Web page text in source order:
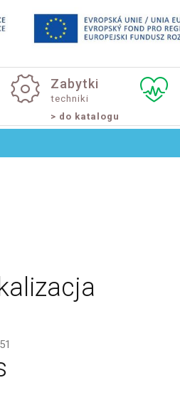
Zabytki
techniki
> do katalogu